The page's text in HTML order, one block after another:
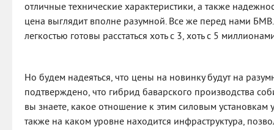
отличные технические характеристики, а также
цена выглядит вполне разумной. Все же перед нами
легкостью готовы расстаться хоть с 3, хоть с 5
Но будем надеяться, что цены на новинку будут на
подтверждено, что гибрид баварского производства
вы знаете, какое отношение к этим силовым установкам
также на каком уровне находится инфраструктура,